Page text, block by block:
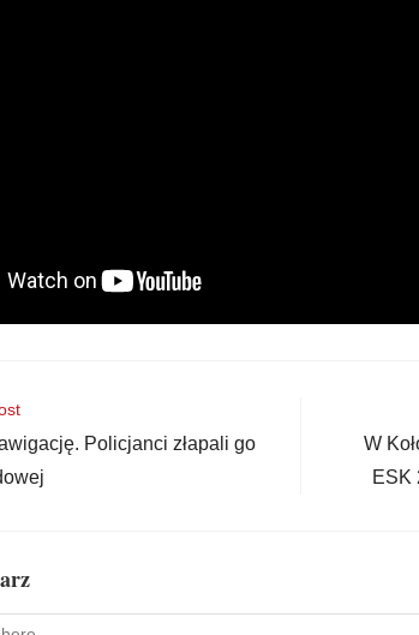
Policjanci złapali go
W
ESK